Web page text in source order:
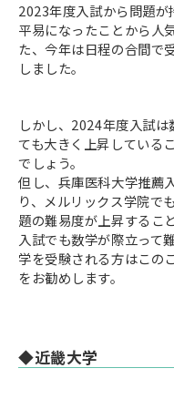
2023年度入試から問題
平易になったことから人
た、今年は日程の合間で
しました。
しかし、2024年度入試
ても大きく上昇している
でしょう。
但し、兵庫医科大学推薦
り、メルリックス学院で
題の難易度が上昇するこ
入試でも数学が際立って
学を受験される方はこの
をお勧めします。
◆近畿大学